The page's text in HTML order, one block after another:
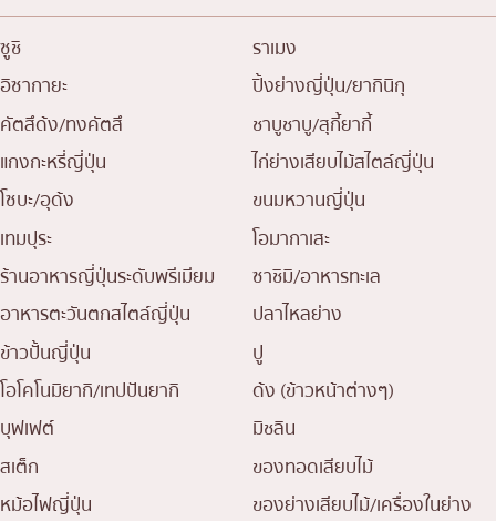
ซูชิ
ราเมง
อิซากายะ
ปิ้งย่างญี่ปุ่น/ยากินิกุ
คัตสึด้ง/ทงคัตสึ
ชาบูชาบู/สุกี้ยากี้
แกงกะหรี่ญี่ปุ่น
ไก่ย่างเสียบไม้สไตล์ญี่ปุ่น
โซบะ/อุด้ง
ขนมหวานญี่ปุ่น
เทมปุระ
โอมากาเสะ
ร้านอาหารญี่ปุ่นระดับพรีเมียม
ซาชิมิ/อาหารทะเล
อาหารตะวันตกสไตล์ญี่ปุ่น
ปลาไหลย่าง
ข้าวปั้นญี่ปุ่น
ปู
โอโคโนมิยากิ/เทปปันยากิ
ด้ง (ข้าวหน้าต่างๆ)
บุฟเฟต์
มิชลิน
สเต็ก
ของทอดเสียบไม้
หม้อไฟญี่ปุ่น
ของย่างเสียบไม้/เครื่องในย่าง